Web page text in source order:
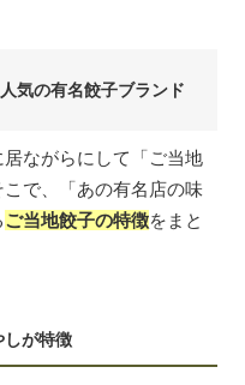
気の有名餃子ブランド
ながらにして「ご当地
で、「あの有名店の味
ご当地餃子の特徴をまと
しが特徴